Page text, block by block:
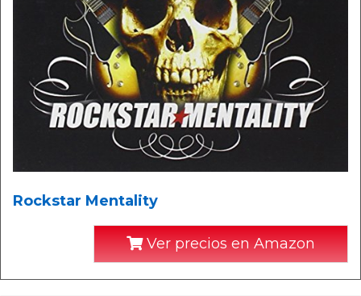
Rockstar Mentality
Ver precios en Amazon